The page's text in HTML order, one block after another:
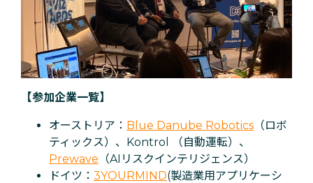
【参加企業一覧】
オーストリア： Blue Danube Robotics （ロボ
ティックス）、Kontrol （自動運転）、
Prewave （AIリスクインテリジェンス）
ドイツ： 3YOURMIND(製造業用アプリケーシ